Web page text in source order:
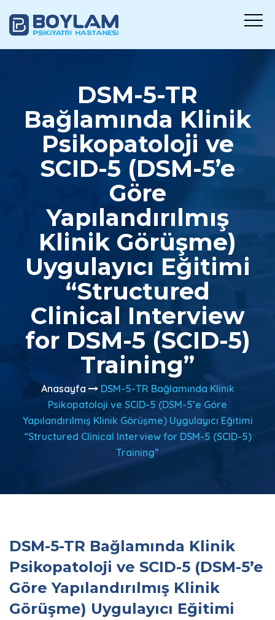
DSM-5-TR
Bağlamında Klinik
Psikopatoloji ve
SCID-5 (DSM-5’e
Göre
Yapılandırılmış
Klinik Görüşme)
Uygulayıcı Eğitimi
“Structured
Clinical Interview
for DSM-5 (SCID-5)
Training”
Anasayfa
DSM-5-TR Bağlamında Klinik
Psikopatoloji ve SCID-5 (DSM-5’e Göre
Yapılandırılmış Klinik Görüşme) Uygulayıcı Eğitimi
“Structured Clinical Interview for DSM-5 (SCID-5)
Training”
DSM-5-TR Bağlamında Klinik
Psikopatoloji ve SCID-5 (DSM-5’e
Göre Yapılandırılmış Klinik
Görüşme) Uygulayıcı Eğitimi